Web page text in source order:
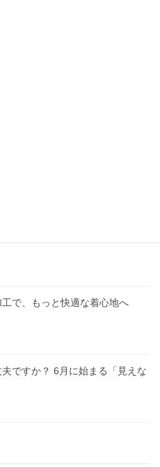
で、もっと快適な着心地へ
ですか？ 6月に始まる「見えな